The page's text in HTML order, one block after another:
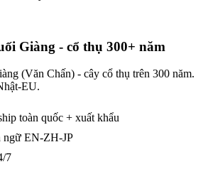
Giàng - cổ thụ 300+ năm
(Văn Chấn) - cây cổ thụ trên 300 năm.
EU.
toàn quốc + xuất khẩu
ngữ EN-ZH-JP
7